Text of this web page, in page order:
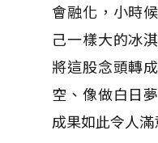
會融化，小時
己一樣大的冰
將這股念頭轉
空、像做白日
成果如此令人滿